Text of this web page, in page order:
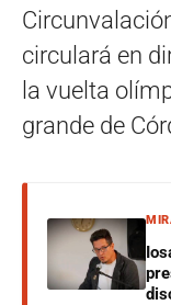
circulará en
la vuelta
grande de